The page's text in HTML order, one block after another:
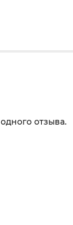
отзыва.